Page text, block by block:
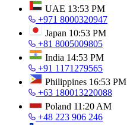
UAE 13:53 PM
+971 8000320947
Japan 10:53 PM
+81 8005009805
India 14:53 PM
+91 1171279565
Philippines 16:53 PM
+63 180013220088
Poland 11:20 AM
+48 223 906 246